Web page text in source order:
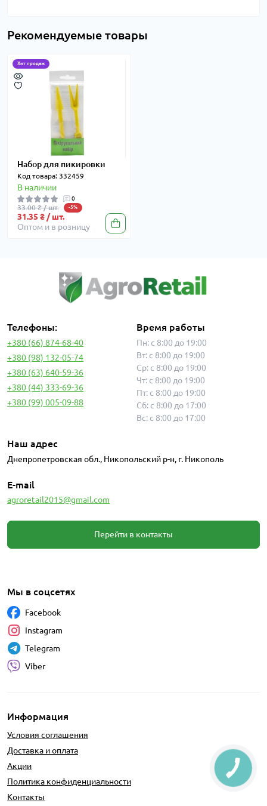
Рекомендуемые товары
Хит продаж
Набор для пикировки
Код товара: 332459
В наличии
0
33.00 ₴ / шт. -5%
31.35 ₴ / шт.
Оптом и в розницу
Телефоны:
+380 (66) 874-68-40
+380 (98) 132-05-74
+380 (63) 640-59-36
+380 (44) 333-69-36
+380 (99) 005-09-88
Время работы
Пн: с 8:00 до 19:00
Вт: с 8:00 до 19:00
Ср: с 8:00 до 19:00
Чт: с 8:00 до 19:00
Пт: с 8:00 до 19:00
Сб: с 8:00 до 17:00
Вс: с 8:00 до 17:00
Наш адрес
Днепропетровская обл., Никопольский р-н, г. Никополь
E-mail
agroretail2015@gmail.com
Перейти в контакты
Информация
Условия соглашения
Доставка и оплата
Акции
Политика конфиденциальности
Контакты
Мы в соцсетях
Facebook
Instagram
Telegram
Viber